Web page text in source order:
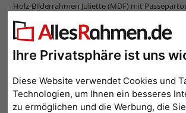
Ihre Privatsphäre ist uns
Diese Website verwendet Cookies und
Technologien, um Ihnen ein besseres
zu ermöglichen und die Werbung, die
Holz-Bilderrahmen Juliette (MDF) mit
Holz-Bilderrahmen
(MDF) mit